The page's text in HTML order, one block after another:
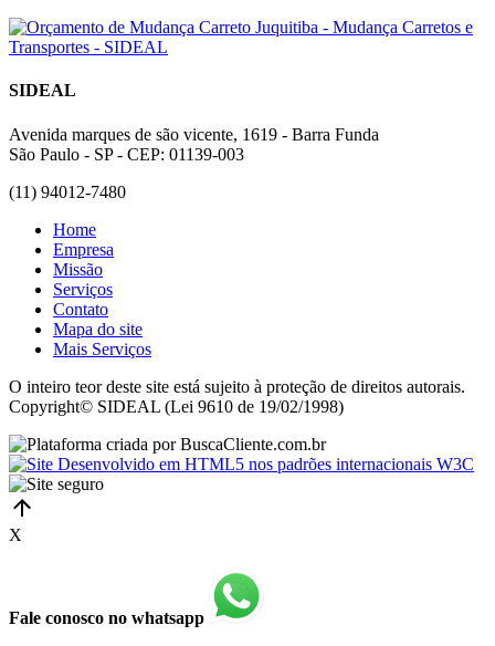
SIDEAL
Avenida marques de são vicente, 1619 - Barra Funda
São Paulo - SP - CEP: 01139-003
(11) 94012-7480
Home
Empresa
Missão
Serviços
Contato
Mapa do site
Mais Serviços
O inteiro teor deste site está sujeito à proteção de direitos autorais.
Copyright© SIDEAL (Lei 9610 de 19/02/1998)
X
Fale conosco no whatsapp